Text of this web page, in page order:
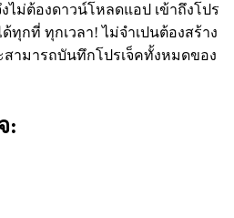
ไม่ต้องดาวน์โหลดแอป เข้าถึงโปร
กที่ ทุกเวลา! ไม่จำเปนต้องสร้าง
มารถบันทึกโปรเจ็คทั้งหมดของ
: